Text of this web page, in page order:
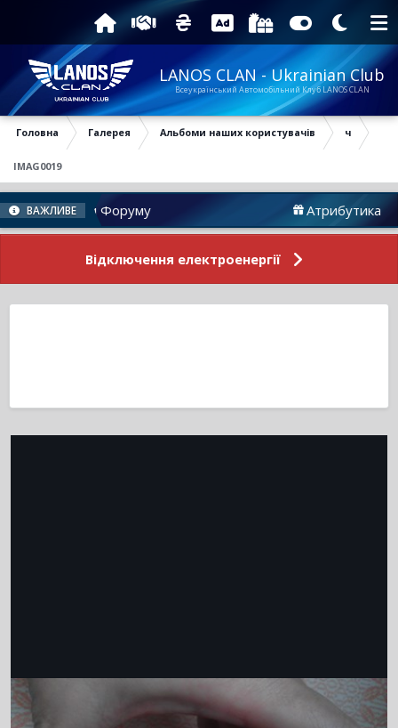
LANOS CLAN - Ukrainian Club
Всеукраїнський Автомобільний Клуб LANOS CLAN
Головна Галерея Альбоми наших користувачів ч
IMAG0019
ВАЖЛИВЕ
Новини Форуму Атрибутика
Відключення електроенергії